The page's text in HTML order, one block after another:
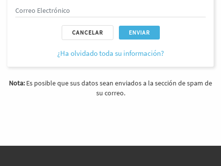
CANCELAR ENVIAR
¿Ha olvidado toda su información?
Nota: Es posible que sus datos sean enviados a la sección de spam de
su correo.